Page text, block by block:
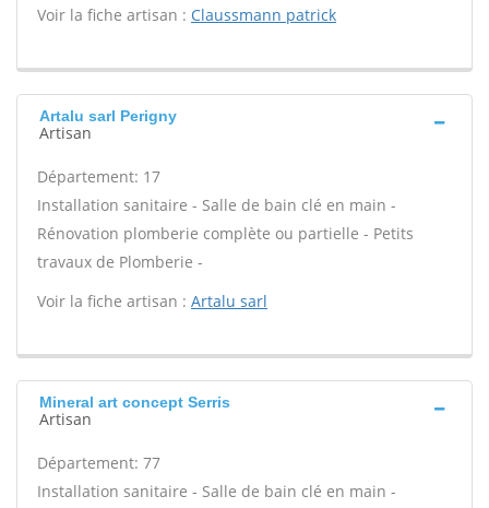
Voir la fiche artisan : Claussmann patrick
Artalu sarl Perigny
Artisan
Département: 17
Installation sanitaire - Salle de bain clé en main -
Rénovation plomberie complète ou partielle - Petits
travaux de Plomberie -
Voir la fiche artisan : Artalu sarl
Mineral art concept Serris
Artisan
Département: 77
Installation sanitaire - Salle de bain clé en main -